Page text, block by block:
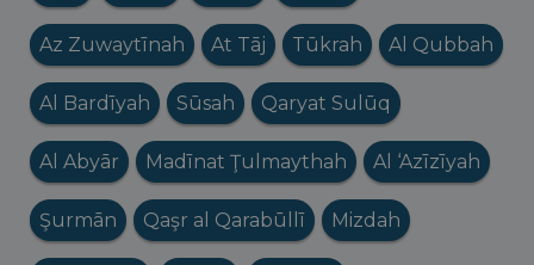
Az Zuwaytīnah At Tāj Tūkrah Al Qubbah
Al Bardīyah Sūsah Qaryat Sulūq
Al Abyār Madīnat Ţulmaythah Al ‘Azīzīyah
Şurmān Qaşr al Qarabūllī Mizdah